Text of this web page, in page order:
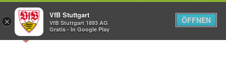
Menü
×
VfB Stuttgart
VfB Stuttgart 1893 AG
Gratis - In Google Play
ÖFFNEN